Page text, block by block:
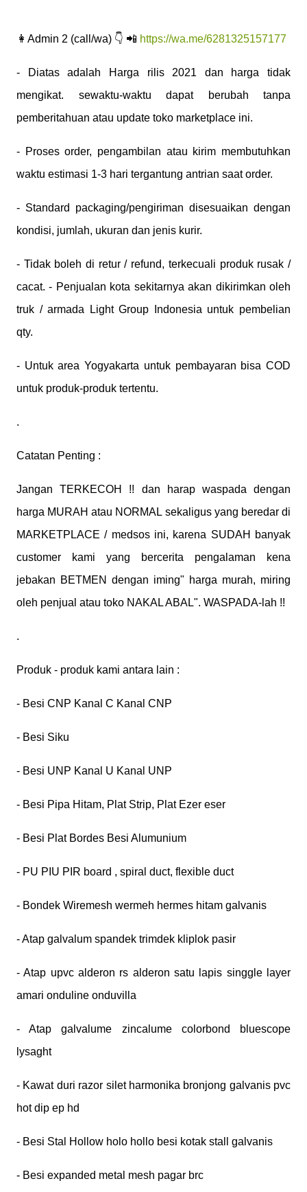
👩Admin 2 (call/wa) 👇 📲 https://wa.me/6281325157177
- Diatas adalah Harga rilis 2021 dan harga tidak
mengikat. sewaktu-waktu dapat berubah tanpa
pemberitahuan atau update toko marketplace ini.
- Proses order, pengambilan atau kirim membutuhkan
waktu estimasi 1-3 hari tergantung antrian saat order.
- Standard packaging/pengiriman disesuaikan dengan
kondisi, jumlah, ukuran dan jenis kurir.
- Tidak boleh di retur / refund, terkecuali produk rusak /
cacat. - Penjualan kota sekitarnya akan dikirimkan oleh
truk / armada Light Group Indonesia untuk pembelian
qty.
- Untuk area Yogyakarta untuk pembayaran bisa COD
untuk produk-produk tertentu.
.
Catatan Penting :
Jangan TERKECOH !! dan harap waspada dengan
harga MURAH atau NORMAL sekaligus yang beredar di
MARKETPLACE / medsos ini, karena SUDAH banyak
customer kami yang bercerita pengalaman kena
jebakan BETMEN dengan iming" harga murah, miring
oleh penjual atau toko NAKAL ABAL". WASPADA-lah !!
.
Produk - produk kami antara lain :
- Besi CNP Kanal C Kanal CNP
- Besi Siku
- Besi UNP Kanal U Kanal UNP
- Besi Pipa Hitam, Plat Strip, Plat Ezer eser
- Besi Plat Bordes Besi Alumunium
- PU PIU PIR board , spiral duct, flexible duct
- Bondek Wiremesh wermeh hermes hitam galvanis
- Atap galvalum spandek trimdek kliplok pasir
- Atap upvc alderon rs alderon satu lapis singgle layer
amari onduline onduvilla
- Atap galvalume zincalume colorbond bluescope
lysaght
- Kawat duri razor silet harmonika bronjong galvanis pvc
hot dip ep hd
- Besi Stal Hollow holo hollo besi kotak stall galvanis
- Besi expanded metal mesh pagar brc